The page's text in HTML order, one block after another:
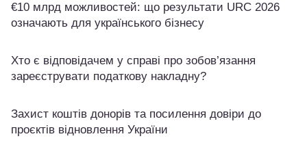
€10 млрд можливостей: що результати URC 2026
означають для українського бізнесу
Хто є відповідачем у справі про зобов’язання
зареєструвати податкову накладну?
Захист коштів донорів та посилення довіри до
проєктів відновлення України